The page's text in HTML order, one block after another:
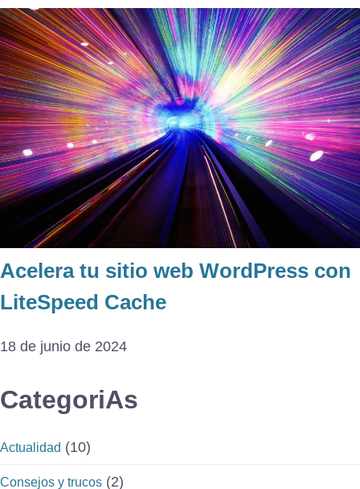
Acelera tu sitio web WordPress con
LiteSpeed Cache
18 de junio de 2024
CategoriAs
Actualidad (10)
Consejos y trucos (2)